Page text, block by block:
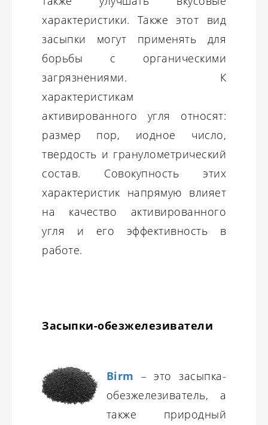
характеристики. Также этот вид
засыпки могут применять для
борьбы с органическими
загрязнениями. К
характеристикам
активированного угля относят:
размер пор, иодное число,
твердость и гранулометрический
состав. Совокупность этих
характеристик напрямую влияет
на качество активированного
угля и его эффективность в
работе.
Засыпки-обезжелезиватели
Birm – это засыпка-
обезжелезиватель, а
также природный